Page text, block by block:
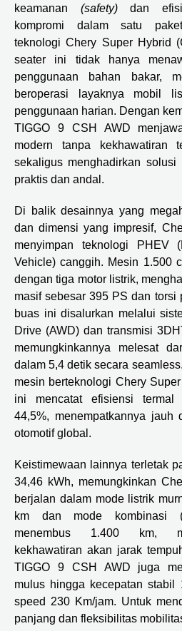
keamanan (safety)dan
kompromi dalam satu
teknologi Chery Super Hybrid
seater ini tidak hanya
penggunaan bahan bakar,
beroperasi layaknya mobil
penggunaan harian. Dengan
TIGGO 9 CSH AWD
modern tanpa kekhawatiran
sekaligus menghadirkan
praktis dan andal.
Di balik desainnya yang
dan dimensi yang impresif,
menyimpan teknologi PHEV
Vehicle) canggih. Mesin 1.500
dengan tiga motor listrik,
masif sebesar 395 PS dan torsi
buas ini disalurkan melalui
Drive (AWD) dan transmisi
memungkinkannya melesat
dalam 5,4 detik secara
mesin berteknologi Chery
ini mencatat efisiensi termal
44,5%, menempatkannya jauh
otomotif global.
Keistimewaan lainnya terletak
34,46 kWh, memungkinkan
berjalan dalam mode listrik
km dan mode kombinasi
menembus 1.400 km,
kekhawatiran akan jarak
TIGGO 9 CSH AWD juga
mulus hingga kecepatan stabil
speed 230 Km/jam. Untuk
panjang dan fleksibilitas